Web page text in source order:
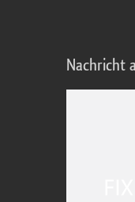
Nachricht